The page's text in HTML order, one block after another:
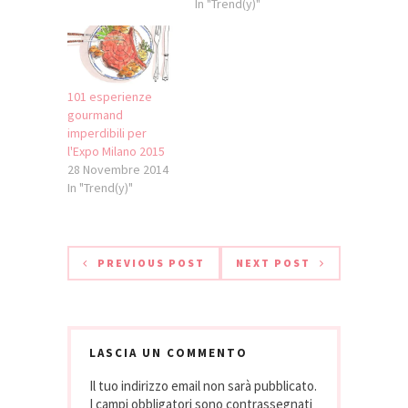
In "Trend(y)"
101 esperienze
gourmand
imperdibili per
l'Expo Milano 2015
28 Novembre 2014
In "Trend(y)"
PREVIOUS POST NEXT POST
LASCIA UN COMMENTO
Il tuo indirizzo email non sarà pubblicato.
I campi obbligatori sono contrassegnati